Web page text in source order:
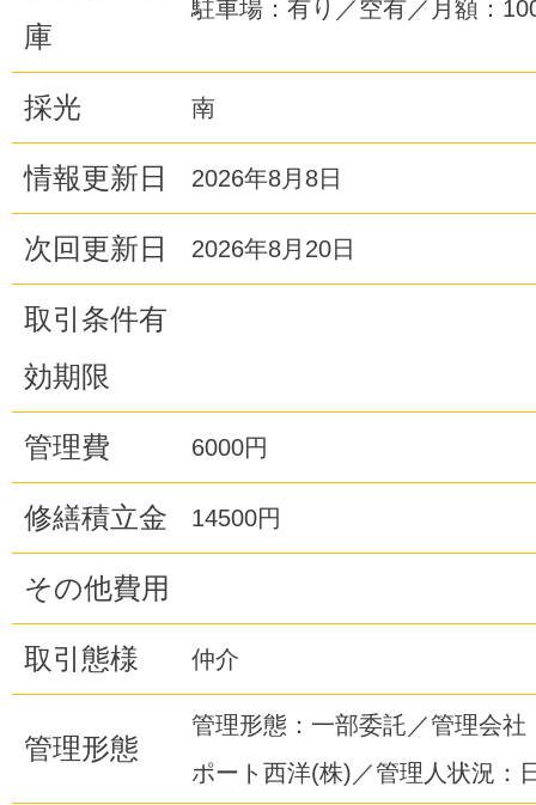
庫
駐車場：有り／空有／月額：
採光 南
情報更新日 2026年8月8日
次回更新日 2026年8月20日
取引条件有
効期限
管理費 6000円
修繕積立金 14500円
その他費用
取引態様 仲介
管理形態
管理形態：一部委託／管理会社
ポート西洋(株)／管理人状況：